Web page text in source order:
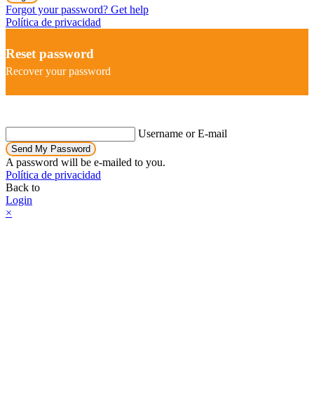
Forgot your password? Get help
Política de privacidad
Reset password
Recover your password
Username or E-mail
Send My Password
A password will be e-mailed to you.
Política de privacidad
Back to
Login
×